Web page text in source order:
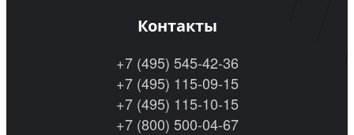
Контакты
+7 (495) 545-42-36
+7 (495) 115-09-15
+7 (495) 115-10-15
+7 (800) 500-04-67